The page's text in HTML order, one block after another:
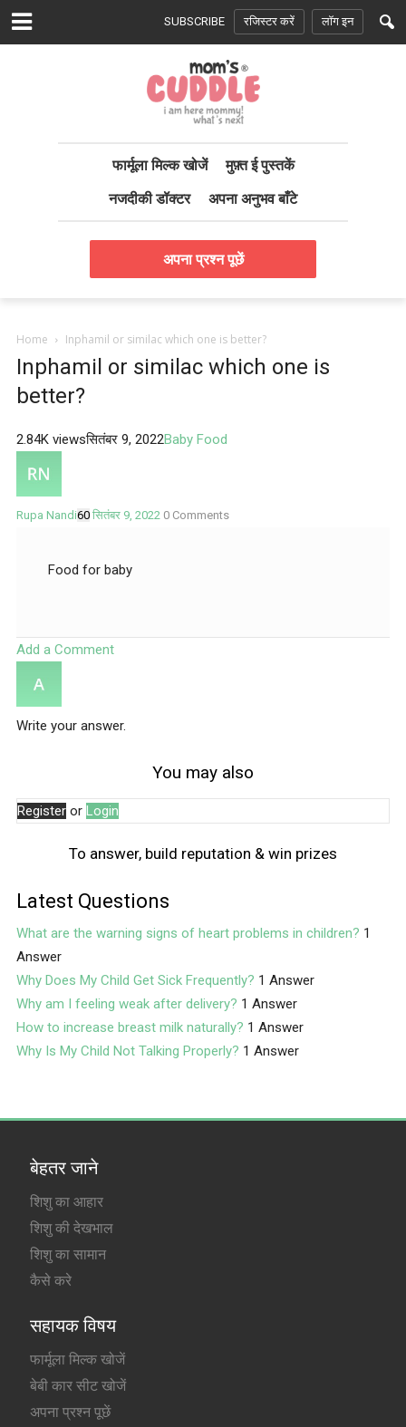
SUBSCRIBE रजिस्टर करें लॉग इन
फार्मूला मिल्क खोजें
मुफ़्त ई पुस्तकें
नजदीकी डॉक्टर
अपना अनुभव बाँटे
अपना प्रश्न पूछें
Home Inphamil or similac which one is better?
Inphamil or similac which one is
better?
2.84K viewsसितंबर 9, 2022Baby Food
Rupa Nandi60 सितंबर 9, 2022 0 Comments
Food for baby
Add a Comment
Write your answer.
You may also
Register or Login
To answer, build reputation & win prizes
Latest Questions
What are the warning signs of heart problems in children? 1
Answer
Why Does My Child Get Sick Frequently? 1 Answer
Why am I feeling weak after delivery? 1 Answer
How to increase breast milk naturally? 1 Answer
Why Is My Child Not Talking Properly? 1 Answer
बेहतर जाने
शिशु का आहार
शिशु की देखभाल
शिशु का सामान
कैसे करे
सहायक विषय
फार्मूला मिल्क खोजें
बेबी कार सीट खोजें
अपना प्रश्न पूछें